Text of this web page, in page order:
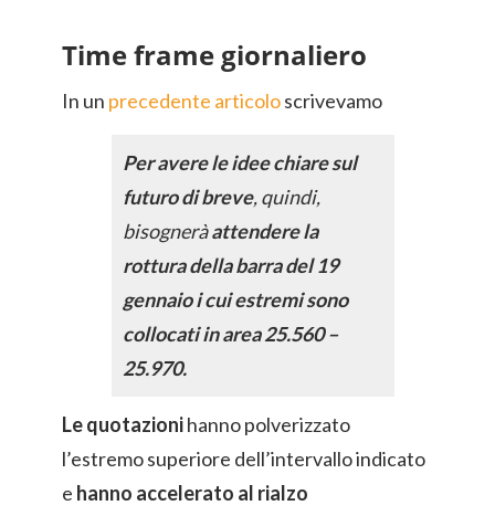
Time frame giornaliero
In un precedente articoloscrivevamo
Per avere le idee chiare sul
futuro di breve, quindi,
bisogneràattendere la
rottura della barra del 19
gennaio i cui estremi sono
collocati in area 25.560 –
25.970.
Le quotazionihanno polverizzato
l’estremo superiore dell’intervallo indicato
e hanno accelerato al rialzo